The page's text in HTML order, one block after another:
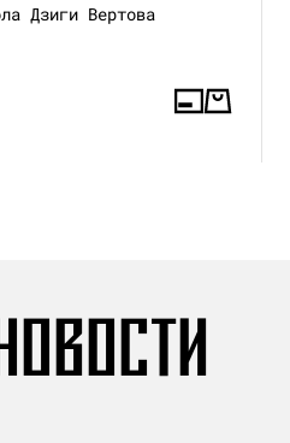
Дзиги Вертова